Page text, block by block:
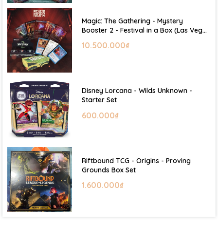
Magic: The Gathering - Mystery
Booster 2 - Festival in a Box (Las Vegas
10.500.000₫
Disney Lorcana - Wilds Unknown -
Starter Set
600.000₫
Riftbound TCG - Origins - Proving
Grounds Box Set
1.600.000₫